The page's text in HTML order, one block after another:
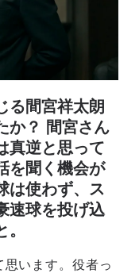
間宮祥太朗
か？ 間宮さん
真逆と思って
を聞く機会が
は使わず、ス
速球を投げ込
います。役者っ